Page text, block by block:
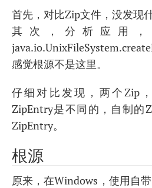
首先，对比Zip文件，没发现
其次，分析应用，
感觉根源不是这里。
仔细对比发现，两个Zip
ZipEntry是不同的，自制的
ZipEntry。
根源
原来，在Windows，使用自